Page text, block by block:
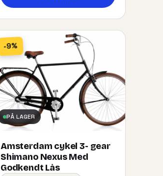
-9%
PÅ LAGER
Amsterdam cykel 3- gear
Shimano Nexus Med
Godkendt Lås